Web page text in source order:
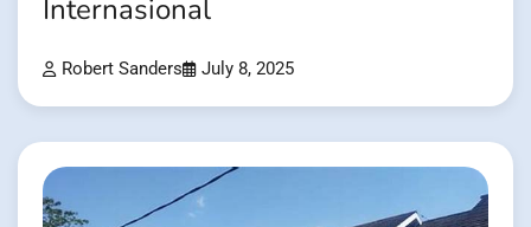
Internasional
Robert Sanders July 8, 2025